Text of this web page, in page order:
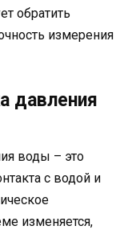
обратить
измерения
давления
воды – это
с водой и
изменяется,